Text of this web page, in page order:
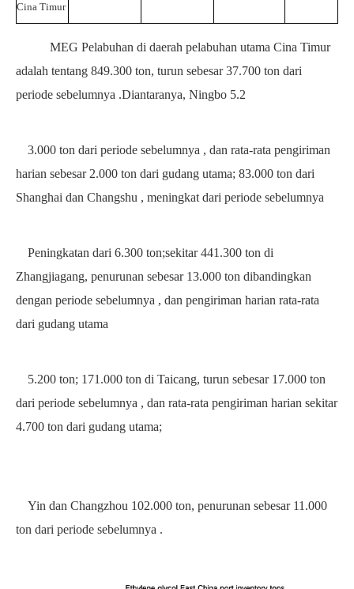
Cina Timur
MEG Pelabuhan di daerah pelabuhan utama Cina Timur
adalah tentang 849.300 ton, turun sebesar37.700 ton dari
periode sebelumnya .Diantaranya, Ningbo 5.2
3.000 ton dari periode sebelumnya , dan rata-rata pengiriman
harian sebesar 2.000 ton dari gudang utama; 83.000 ton dari
Shanghai dan Changshu , meningkat dari periode sebelumnya
Peningkatan dari 6.300 ton;sekitar441.300 ton di
Zhangjiagang, penurunan sebesar 13.000 ton dibandingkan
dengan periode sebelumnya , dan pengiriman harian rata-rata
dari gudang utama
5.200 ton; 171.000 ton di Taicang, turun sebesar 17.000 ton
dari periode sebelumnya , dan rata-rata pengiriman harian sekitar
4.700 ton dari gudang utama;
Yin dan Changzhou 102.000 ton, penurunan sebesar 11.000
ton dari periode sebelumnya .